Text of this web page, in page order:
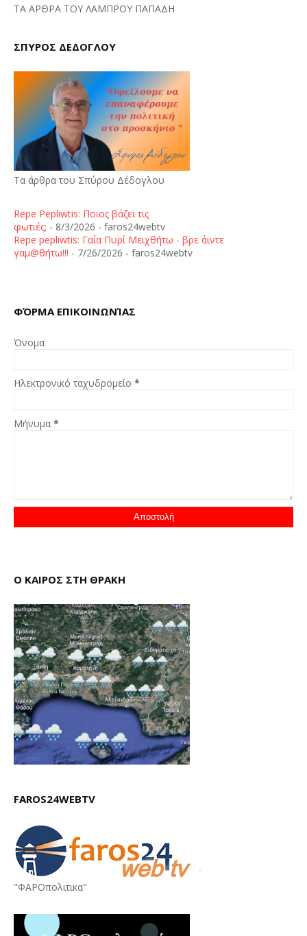
ΤΑ ΑΡΘΡΑ ΤΟΥ ΛΑΜΠΡΟΥ ΠΑΠΑΔΗ
ΣΠΥΡΟΣ ΔΕΔΟΓΛΟΥ
Τα άρθρα του Σπύρου Δέδογλου
Repe Pepliwtis: Ποιος βάζει τις
φωτιές; - 8/3/2026 - faros24webtv
Repe pepliwtis: Γαία Πυρί Μειχθήτω - βρε άιντε
γαμ@θήτω!!! - 7/26/2026 - faros24webtv
ΦΌΡΜΑ ΕΠΙΚΟΙΝΩΝΊΑΣ
Όνομα
Ηλεκτρονικό ταχυδρομείο *
Μήνυμα *
Ο ΚΑΙΡΟΣ ΣΤΗ ΘΡΑΚΗ
FAROS24WEBTV
"ΦΑΡΟπολιτικα"